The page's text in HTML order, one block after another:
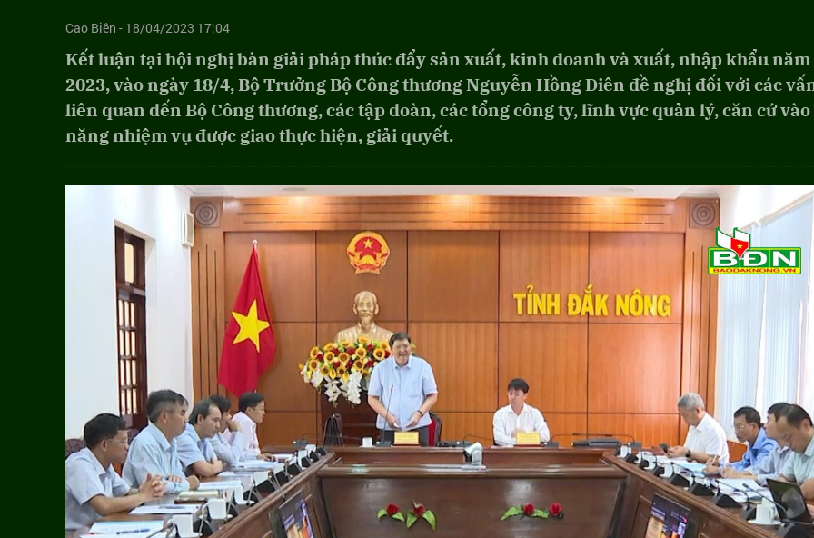
Cao Biên - 18/04/2023 17:04
Kết luận tại hội nghị bàn giải pháp thúc đẩy sản xuất, kinh doanh và xuất, nhập khẩu năm
2023, vào ngày 18/4, Bộ Trưởng Bộ Công thương Nguyễn Hồng Diên đề nghị đối với các
liên quan đến Bộ Công thương, các tập đoàn, các tổng công ty, lĩnh vực quản lý, căn cứ
năng nhiệm vụ được giao thực hiện, giải quyết.